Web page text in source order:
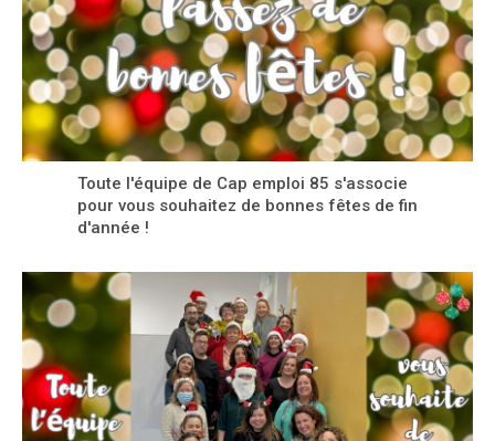
Toute l'équipe de Cap emploi 85 s'associe
pour vous souhaitez de bonnes fêtes de fin
d'année !